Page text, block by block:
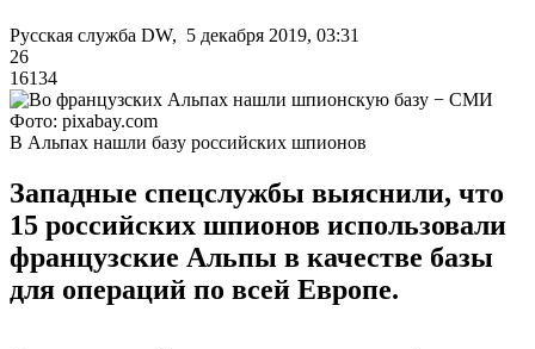
Русская служба DW, 5 декабря 2019, 03:31
26
16134
Фото: pixabay.com
В Альпах нашли базу российских шпионов
Западные спецслужбы выяснили, что
15 российских шпионов использовали
французские Альпы в качестве базы
для операций по всей Европе.